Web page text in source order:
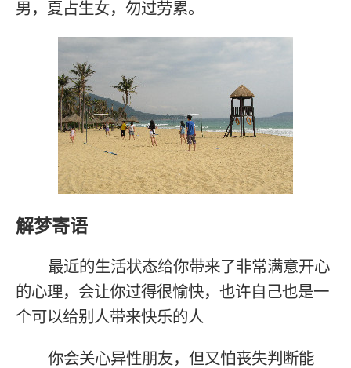
男，夏占生女，勿过劳累。
解梦寄语
最近的生活状态给你带来了非常满意开心
的心理，会让你过得很愉快，也许自己也是一
个可以给别人带来快乐的人
你会关心异性朋友，但又怕丧失判断能